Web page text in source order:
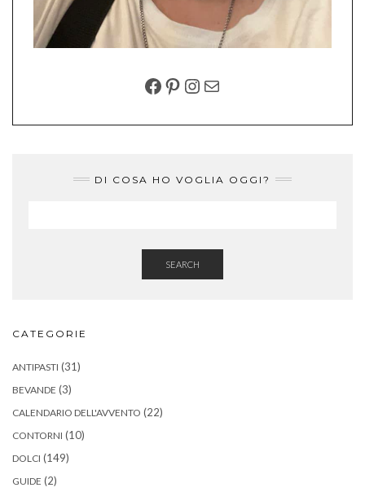
FACEBOOK
PINTEREST
INSTAGRAM
EMAIL
DI COSA HO VOGLIA OGGI?
SEARCH
CATEGORIE
ANTIPASTI (31)
BEVANDE (3)
CALENDARIO DELL'AVVENTO (22)
CONTORNI (10)
DOLCI (149)
GUIDE (2)